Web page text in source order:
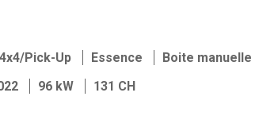
Pick-Up Essence
Boite manuelle
96 kW 131 CH